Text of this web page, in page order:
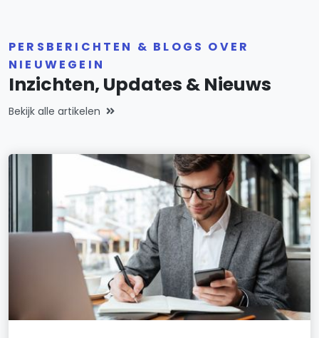
PERSBERICHTEN & BLOGS OVER
NIEUWEGEIN
Inzichten, Updates & Nieuws
Bekijk alle artikelen